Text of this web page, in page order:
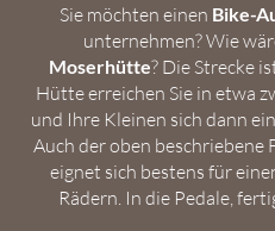
Sie möchten einen Bike-
unternehmen? Wie
Moserhütte? Die Strecke
Hütte erreichen Sie in etwa
und Ihre Kleinen sich dann
Auch der oben beschriebene
eignet sich bestens für
Rädern. In die Pedale,